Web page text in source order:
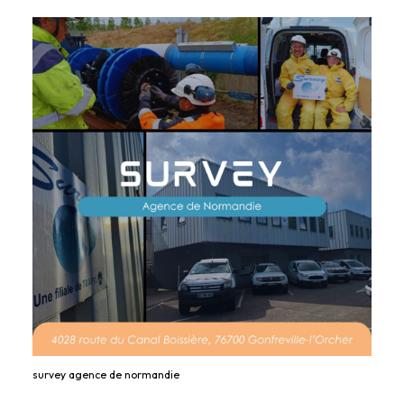
survey agence de normandie